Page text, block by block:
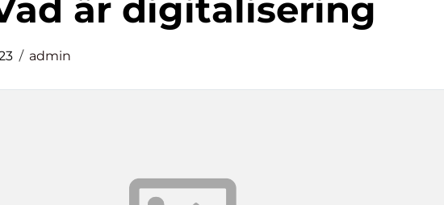
vad är digitalisering
admin